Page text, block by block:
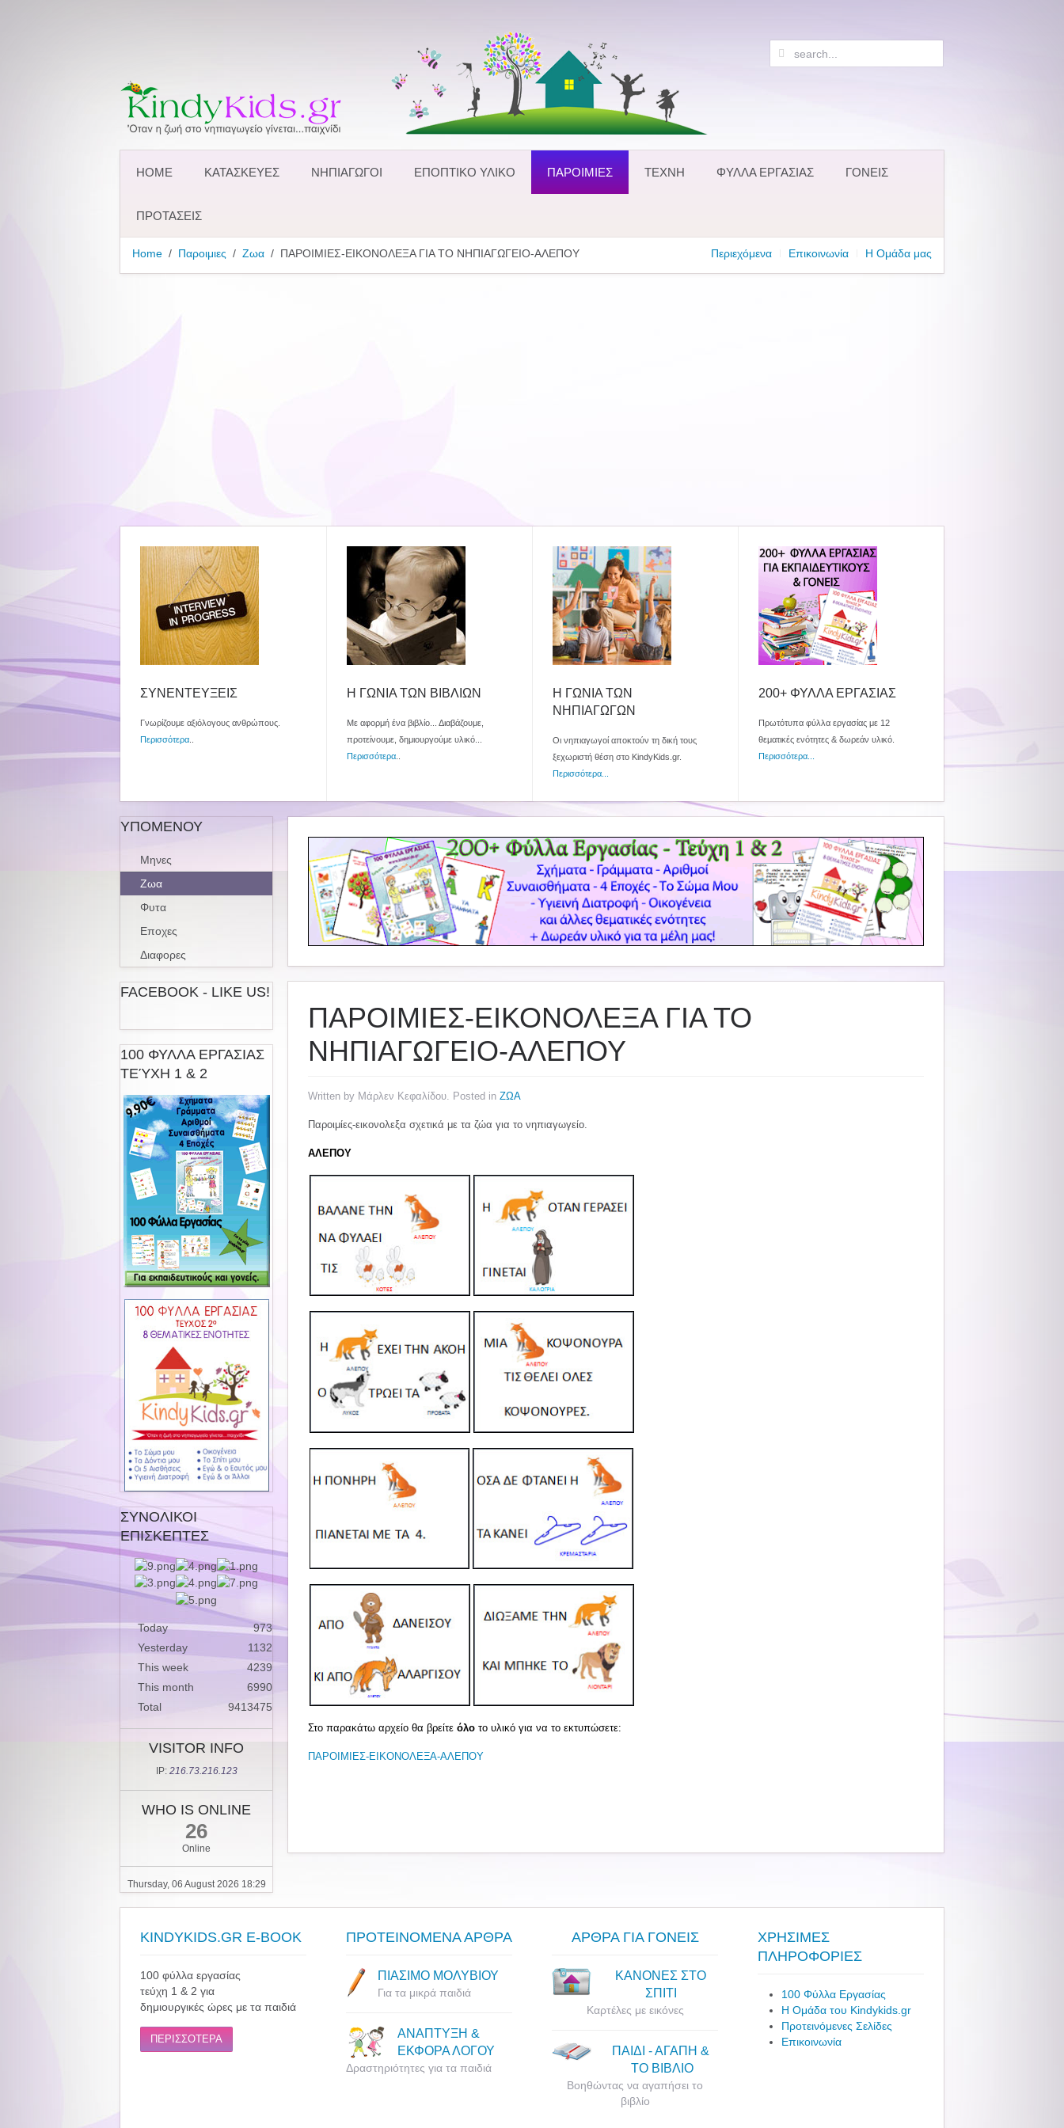
HOME ΚΑΤΑΣΚΕΥΕΣ ΝΗΠΙΑΓΩΓΟΙ ΕΠΟΠΤΙΚΟ ΥΛΙΚΟ ΠΑΡΟΙΜΙΕΣ ΤΕΧΝΗ ΦΥΛΛΑ ΕΡΓΑΣΙΑΣ ΓΟΝΕΙΣ
ΠΡΟΤΑΣΕΙΣ
Home Παροιμιες Ζωα ΠΑΡΟΙΜΙΕΣ-ΕΙΚΟΝΟΛΕΞΑ ΓΙΑ ΤΟ ΝΗΠΙΑΓΩΓΕΙΟ-ΑΛΕΠΟΥ Περιεχόμενα Επικοινωνία Η Ομάδα μας
ΣΥΝΕΝΤΕΥΞΕΙΣ
Γνωρίζουμε αξιόλογους ανθρώπους.
Περισσότερα
Η ΓΩΝΙΑ ΤΩΝ ΒΙΒΛΙΩΝ
Με αφορμή ένα βιβλίο... Διαβάζουμε,
προτείνουμε, δημιουργούμε υλικό...
Περισσότερα
Η ΓΩΝΙΑ ΤΩΝ
ΝΗΠΙΑΓΩΓΩΝ
Οι νηπιαγωγοί αποκτούν τη δική τους
ξεχωριστή θέση στο KindyKids.gr.
Περισσότερα...
200+ ΦΥΛΛΑ ΕΡΓΑΣΙΑΣ
Πρωτότυπα φύλλα εργασίας με 12
θεματικές ενότητες & δωρεάν υλικό.
Περισσότερα...
ΠΑΡΟΙΜΙΕΣ-ΕΙΚΟΝΟΛΕΞΑ ΓΙΑ ΤΟ
ΝΗΠΙΑΓΩΓΕΙΟ-ΑΛΕΠΟΥ
Written by Μάρλεν Κεφαλίδου. Posted in ΖΩΑ
Παροιμίες-εικονολεξα σχετικά με τα ζώα για το νηπιαγωγείο.
ΑΛΕΠΟΥ
Στο παρακάτω αρχείο θα βρείτε όλο το υλικό για να το εκτυπώσετε:
ΠΑΡΟΙΜΙΕΣ-ΕΙΚΟΝΟΛΕΞΑ-ΑΛΕΠΟΥ
ΥΠΟΜΕΝΟΥ
Μηνες
Ζωα
Φυτα
Εποχες
Διαφορες
FACEBOOK - LIKE US!
100 ΦΥΛΛΑ ΕΡΓΑΣΙΑΣ
ΤΕΎΧΗ 1 & 2
ΣΥΝΟΛΙΚΟΙ
ΕΠΙΣΚΕΠΤΕΣ
Today
973
Yesterday
1132
This week
4239
This month
6990
Total
9413475
VISITOR INFO
IP: 216.73.216.123
WHO IS ONLINE
26
Online
Thursday, 06 August 2026 18:29
KINDYKIDS.GR E-BOOK
100 φύλλα εργασίας
τεύχη 1 & 2 για
δημιουργικές ώρες με τα παιδιά
ΠΕΡΙΣΣΟΤΕΡΑ
ΠΡΟΤΕΙΝΟΜΕΝΑ ΑΡΘΡΑ
ΠΙΑΣΙΜΟ ΜΟΛΥΒΙΟΥ
Για τα μικρά παιδιά
ΑΝΑΠΤΥΞΗ &
ΕΚΦΟΡΑ ΛΟΓΟΥ
Δραστηριότητες για τα παιδιά
ΑΡΘΡΑ ΓΙΑ ΓΟΝΕΙΣ
ΚΑΝΟΝΕΣ ΣΤΟ
ΣΠΙΤΙ
Καρτέλες με εικόνες
ΠΑΙΔΙ - ΑΓΑΠΗ &
ΤΟ ΒΙΒΛΙΟ
Βοηθώντας να αγαπήσει το
βιβλίο
ΧΡΗΣΙΜΕΣ
ΠΛΗΡΟΦΟΡΙΕΣ
100 Φύλλα Εργασίας
Η Ομάδα του Kindykids.gr
Προτεινόμενες Σελίδες
Επικοινωνία